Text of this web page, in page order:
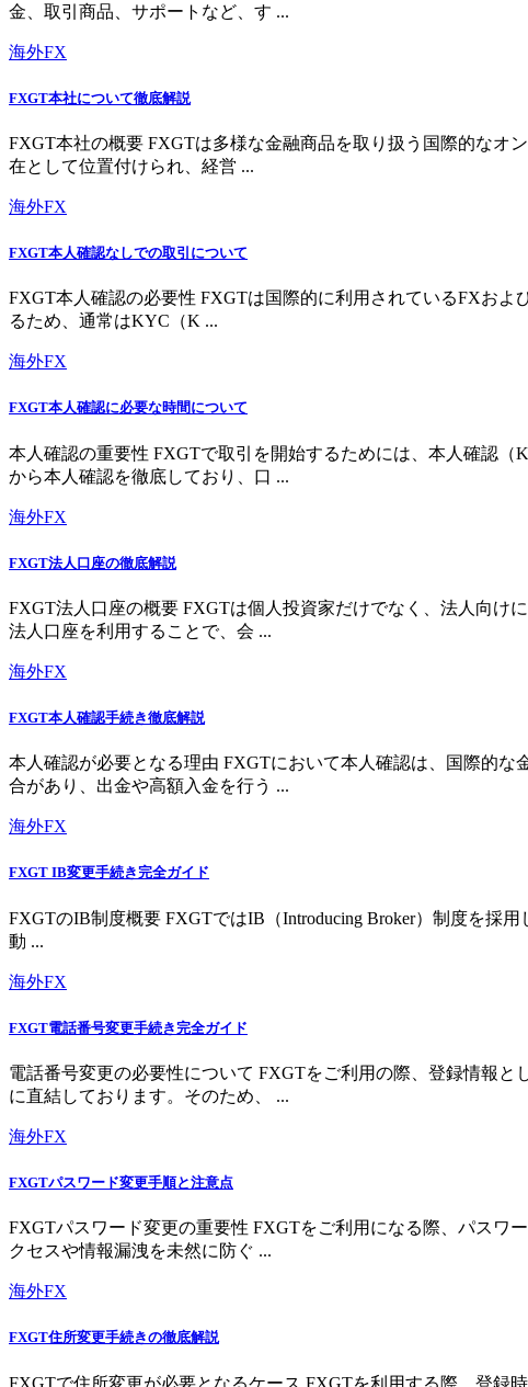
金、取引商品、サポートなど、す ...
海外FX
FXGT本社について徹底解説
FXGT本社の概要 FXGTは多様な金融商品を取り扱う国際的なオ
在として位置付けられ、経営 ...
海外FX
FXGT本人確認なしでの取引について
FXGT本人確認の必要性 FXGTは国際的に利用されているFXお
るため、通常はKYC（K ...
海外FX
FXGT本人確認に必要な時間について
本人確認の重要性 FXGTで取引を開始するためには、本人確認
から本人確認を徹底しており、口 ...
海外FX
FXGT法人口座の徹底解説
FXGT法人口座の概要 FXGTは個人投資家だけでなく、法人向け
法人口座を利用することで、会 ...
海外FX
FXGT本人確認手続き徹底解説
本人確認が必要となる理由 FXGTにおいて本人確認は、国際的
合があり、出金や高額入金を行う ...
海外FX
FXGT IB変更手続き完全ガイド
FXGTのIB制度概要 FXGTではIB（Introducing Broker）制度を採
動 ...
海外FX
FXGT電話番号変更手続き完全ガイド
電話番号変更の必要性について FXGTをご利用の際、登録情報
に直結しております。そのため、 ...
海外FX
FXGTパスワード変更手順と注意点
FXGTパスワード変更の重要性 FXGTをご利用になる際、パスワ
クセスや情報漏洩を未然に防ぐ ...
海外FX
FXGT住所変更手続きの徹底解説
FXGTで住所変更が必要となるケース FXGTを利用する際、登録